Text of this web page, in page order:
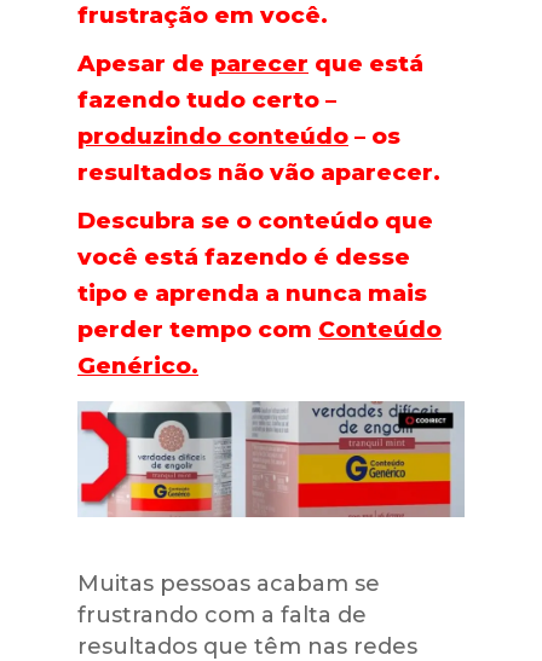
frustração em você.
Apesar de parecer que está
fazendo tudo certo –
produzindo conteúdo – os
resultados não vão aparecer.
Descubra se o conteúdo que
você está fazendo é desse
tipo e aprenda a nunca mais
perder tempo com Conteúdo
Genérico.
Muitas pessoas acabam se
frustrando com a falta de
resultados que têm nas redes